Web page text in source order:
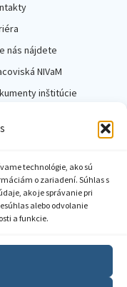
technológie, ako sú
o zariadení. Súhlas s
ako je správanie pri
alebo odvolanie
a funkcie.
nás nájdete
NIVaM
inštitúcie